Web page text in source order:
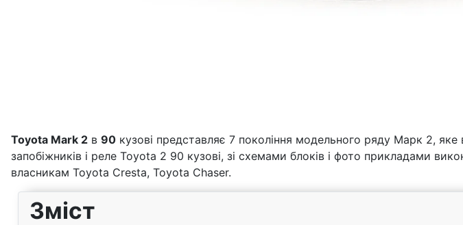
Toyota Mark 2 в 90 кузові представляє 7 покоління модельного ряду Марк 2,
запобіжників і реле Toyota 2 90 кузові, зі схемами блоків і фото прикладами
власникам Toyota Cresta, Toyota Chaser.
Зміст